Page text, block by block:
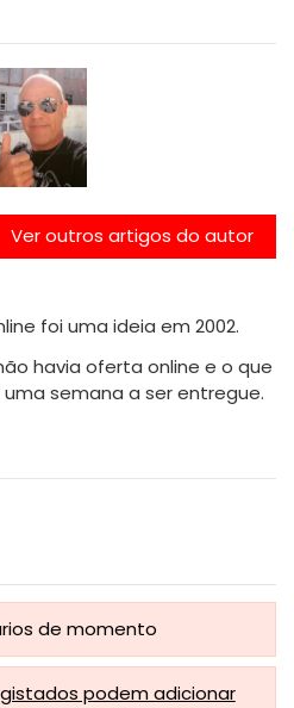
Ver outros artigos do autor
foi uma ideia em 2002.
havia oferta online e o que
semana a ser entregue.
de momento
podem adicionar